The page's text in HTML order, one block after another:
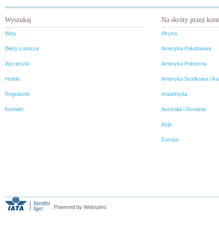
Wyszukaj
Wizy
Bilety Lotnicze
Wycieczki
Hotele
Regulamin
Kontakt
Na skróty przez
Afryka
Ameryka Południowa
Ameryka Północna
Ameryka Środkowa i
Antarktyda
Australia i Oceania
Azja
Europa
Powered by Webspiro.